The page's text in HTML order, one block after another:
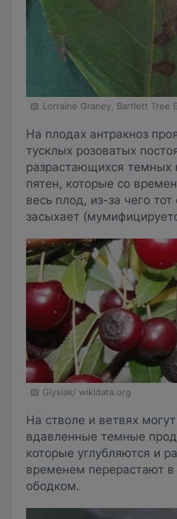
Lorraine Graney, Bartlett Tree
На плодах антракноз
тусклых розоватых
разрастающихся темных
пятен, которые со
весь плод, из-за чего
засыхает
Glysiak/ wikidata.org
На стволе и ветвях
вдавленные темные
которые углубляются и
временем перерастают
ободком.